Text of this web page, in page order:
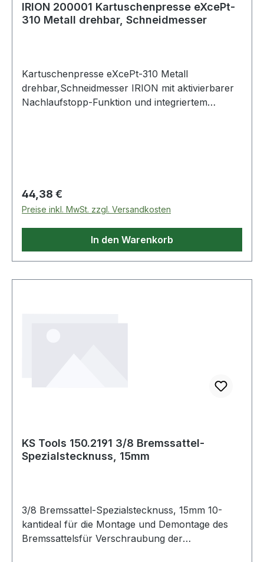
IRION 200001 Kartuschenpresse eXcePt-
310 Metall drehbar, Schneidmesser
Kartuschenpresse eXcePt-310 Metall
drehbar,Schneidmesser IRION mit aktivierbarer
Nachlaufstopp-Funktion und integriertem
und Abzug gummiert · mit Leiterhaken · für alle
genormten Kartuschen (310 ml) Weitere
technische Eigenschaften: · Übersetzung: 19:1 ·
Farbe: schwarz/orange · Ausführung: drehbar,
Schneidmesser · geeignet für: alle genormten
Kartuschen (310 ml)
Regulärer Preis:
44,38 €
Preise inkl. MwSt. zzgl. Versandkosten
In den Warenkorb
KS Tools 150.2191 3/8 Bremssattel-
Spezialstecknuss, 15mm
3/8 Bremssattel-Spezialstecknuss, 15mm 10-
kantideal für die Montage und Demontage des
Bremssattelsfür Verschraubung der